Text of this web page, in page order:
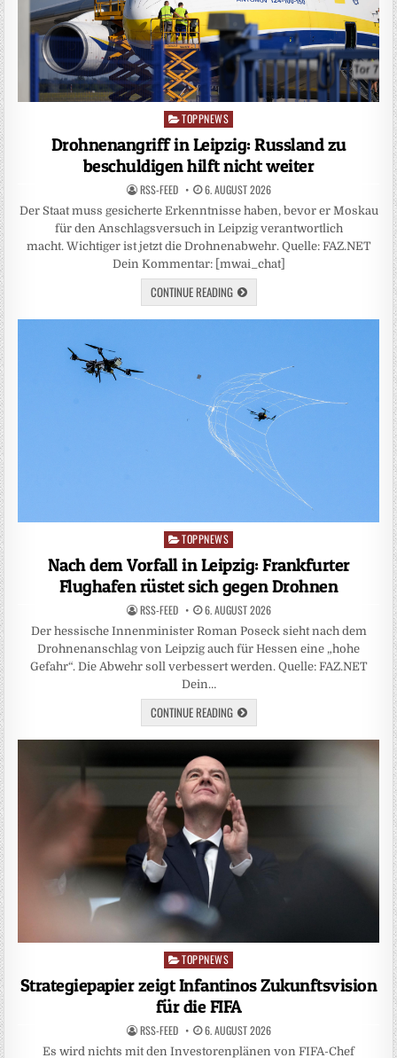
Posted
in
TOPPNEWS
Drohnenangriff in Leipzig: Russland zu
beschuldigen hilft nicht weiter
RSS-FEED 6. AUGUST 2026
Der Staat muss gesicherte Erkenntnisse haben, bevor er Moskau
für den Anschlagsversuch in Leipzig verantwortlich
macht. Wichtiger ist jetzt die Drohnenabwehr. Quelle: FAZ.NET
Dein Kommentar: [mwai_chat]
CONTINUE READING
Posted
in
TOPPNEWS
Nach dem Vorfall in Leipzig: Frankfurter
Flughafen rüstet sich gegen Drohnen
RSS-FEED 6. AUGUST 2026
Der hessische Innenminister Roman Poseck sieht nach dem
Drohnenanschlag von Leipzig auch für Hessen eine „hohe
Gefahr“. Die Abwehr soll verbessert werden. Quelle: FAZ.NET
Dein…
CONTINUE READING
Posted
in
TOPPNEWS
Strategiepapier zeigt Infantinos Zukunftsvision
für die FIFA
RSS-FEED 6. AUGUST 2026
Es wird nichts mit den Investorenplänen von FIFA-Chef